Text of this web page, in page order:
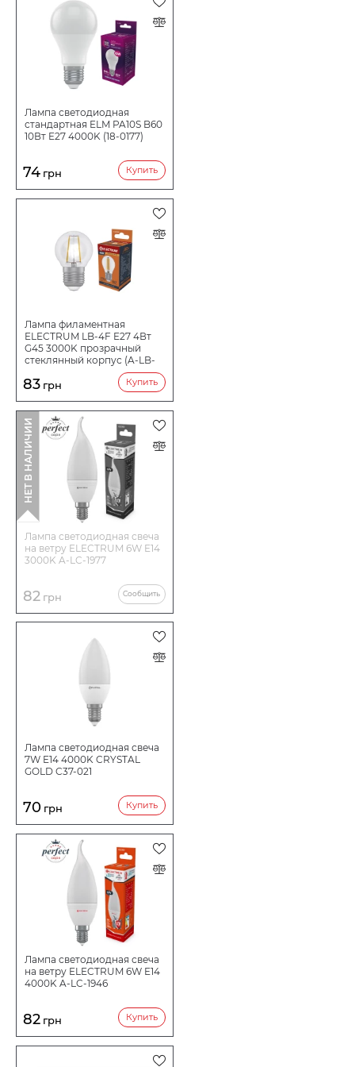
Срок службы ч
Количество в коробе шт:
Лампа светодиодная
стандартная ELM PA10S B60
10Вт E27 4000K (18-0177)
74 грн Купить
Лампа филаментная
ELECTRUM LB-4F E27 4Вт
G45 3000K прозрачный
стеклянный корпус (A-LB-
83 грн Купить
Лампа светодиодная свеча
на ветру ELECTRUM 6W E14
3000K A-LC-1977
82 грн Сообщить
НЕТ В НАЛИЧИИ
Лампа светодиодная свеча
7W E14 4000K CRYSTAL
GOLD C37-021
70 грн Купить
Лампа светодиодная свеча
на ветру ELECTRUM 6W E14
4000K A-LC-1946
82 грн Купить